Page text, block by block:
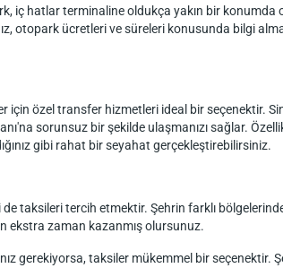
hatlar terminaline oldukça yakın bir konumda
otopark ücretleri ve süreleri konusunda bilgi
özel transfer hizmetleri ideal bir seçenektir.
sorunsuz bir şekilde ulaşmanızı sağlar.
gibi rahat bir seyahat gerçekleştirebilirsiniz.
taksileri tercih etmektir. Şehrin farklı
ekstra zaman kazanmış olursunuz.
gerekiyorsa, taksiler mükemmel bir seçenektir.